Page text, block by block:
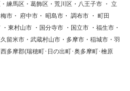
練馬区・葛飾区・荒川区・八王子市 ・ 立
市・ 府中市・ 昭島市・ 調布市 ・ 町田
東村山市 ・国分寺市 ・国立市 ・福生市・
留米市・武蔵村山市・多摩市・稲城市・羽
多摩郡(瑞穂町･日の出町･奥多摩町･檜原